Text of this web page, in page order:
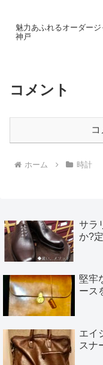
魅力あふれるオーダー
神戸
コメント
ホーム 時計
サラ
か?
堅牢
ース
エイ
スナ